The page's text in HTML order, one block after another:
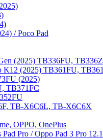
/ Poco Pad
(2025) TB336FU,
K12 (2025) TB361FU,
(2025)
TB371FC
TB-X6C6L, TB-X6C6X
OPPO, OnePlus
Pad Pro / Oppo Pad 3 Pro